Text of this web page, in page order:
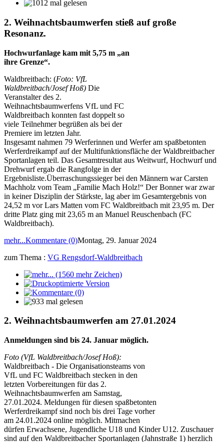
2. Weihnachtsbaumwerfen stieß auf große
Resonanz.
Hochwurfanlage kam mit 5,75 m „an
ihre Grenze“.
Waldbreitbach: (Foto: VfL
Waldbreitbach/Josef Hoß) Die
Veranstalter des 2.
Weihnachtsbaumwerfens VfL und FC
Waldbreitbach konnten fast doppelt so
viele Teilnehmer begrüßen als bei der
Premiere im letzten Jahr.
Insgesamt nahmen 79 Werferinnen und Werfer am spaßbetonten
Werferdreikampf auf der Multifunktionsfläche der Waldbreitbacher
Sportanlagen teil. Das Gesamtresultat aus Weitwurf, Hochwurf und
Drehwurf ergab die Rangfolge in der
Ergebnisliste.Überraschungssieger bei den Männern war Carsten
Machholz vom Team „Familie Mach Holz!“ Der Bonner war zwar
in keiner Disziplin der Stärkste, lag aber im Gesamtergebnis von
24,52 m vor Lars Matten vom FC Waldbreitbach mit 23,95 m. Der
dritte Platz ging mit 23,65 m an Manuel Reuschenbach (FC
Waldbreitbach).
mehr...Kommentare (0)Montag, 29. Januar 2024
zum Thema : VG Rengsdorf-Waldbreitbach
2. Weihnachtsbaumwerfen am 27.01.2024
Anmeldungen sind bis 24. Januar möglich.
Foto (VfL Waldbreitbach/Josef Hoß):
Waldbreitbach - Die Organisationsteams von
VfL und FC Waldbreitbach stecken in den
letzten Vorbereitungen für das 2.
Weihnachtsbaumwerfen am Samstag,
27.01.2024. Meldungen für diesen spaßbetonten
Werferdreikampf sind noch bis drei Tage vorher
am 24.01.2024 online möglich. Mitmachen
dürfen Erwachsene, Jugendliche U18 und Kinder U12. Zuschauer
sind auf den Waldbreitbacher Sportanlagen (Jahnstraße 1) herzlich